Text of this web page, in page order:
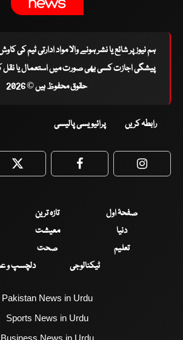
ہم نیوز پر شائع یا نشر ہونے والا مواد ادارتی ٹیم کی
پیشگی اجازت کسی بھی صورت میں استعمال یا نقل
حقوق محفوظ ہیں © 2026
رابطہ کریں پرائیویسی پالیسی
Twitter Facebook
صفحۂ اول تازہ ترین
دنیا
معیشت
تعلیم
صحت
ٹیکنالوجی
دلچسپ و
Pakistan News in Urdu
Sports News in Urdu
Business News in Urdu